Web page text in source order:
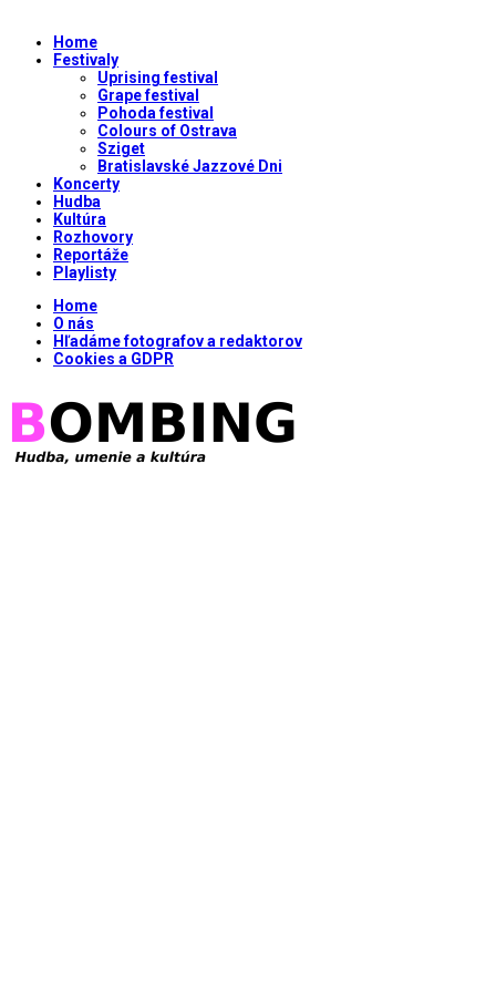
Home
Festivaly
Uprising festival
Grape festival
Pohoda festival
Colours of Ostrava
Sziget
Bratislavské Jazzové Dni
Koncerty
Hudba
Kultúra
Rozhovory
Reportáže
Playlisty
Home
O nás
Hľadáme fotografov a redaktorov
Cookies a GDPR